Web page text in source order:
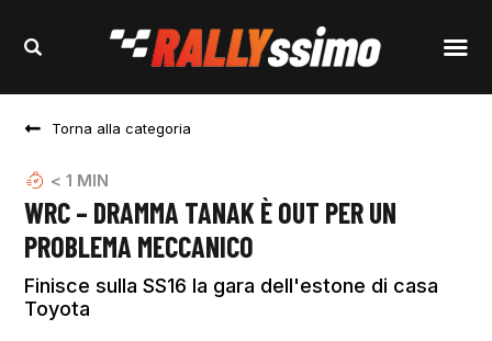
Torna alla categoria
< 1 MIN
WRC – DRAMMA TANAK È OUT PER UN
PROBLEMA MECCANICO
Finisce sulla SS16 la gara dell'estone di casa
Toyota